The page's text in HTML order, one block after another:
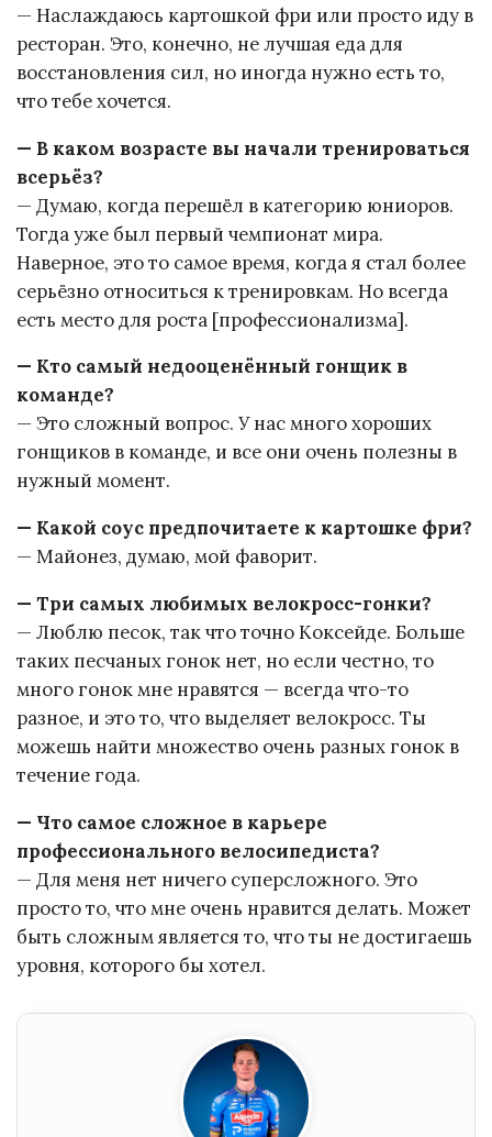
— Наслаждаюсь картошкой фри или просто иду в
ресторан. Это, конечно, не лучшая еда для
восстановления сил, но иногда нужно есть то,
что тебе хочется.
— В каком возрасте вы начали тренироваться
всерьёз?
— Думаю, когда перешёл в категорию юниоров.
Тогда уже был первый чемпионат мира.
Наверное, это то самое время, когда я стал более
серьёзно относиться к тренировкам. Но всегда
есть место для роста [профессионализма].
— Кто самый недооценённый гонщик в
команде?
— Это сложный вопрос. У нас много хороших
гонщиков в команде, и все они очень полезны в
нужный момент.
— Какой соус предпочитаете к картошке фри?
— Майонез, думаю, мой фаворит.
— Три самых любимых велокросс-гонки?
— Люблю песок, так что точно Коксейде. Больше
таких песчаных гонок нет, но если честно, то
много гонок мне нравятся — всегда что-то
разное, и это то, что выделяет велокросс. Ты
можешь найти множество очень разных гонок в
течение года.
— Что самое сложное в карьере
профессионального велосипедиста?
— Для меня нет ничего суперсложного. Это
просто то, что мне очень нравится делать. Может
быть сложным является то, что ты не достигаешь
уровня, которого бы хотел.